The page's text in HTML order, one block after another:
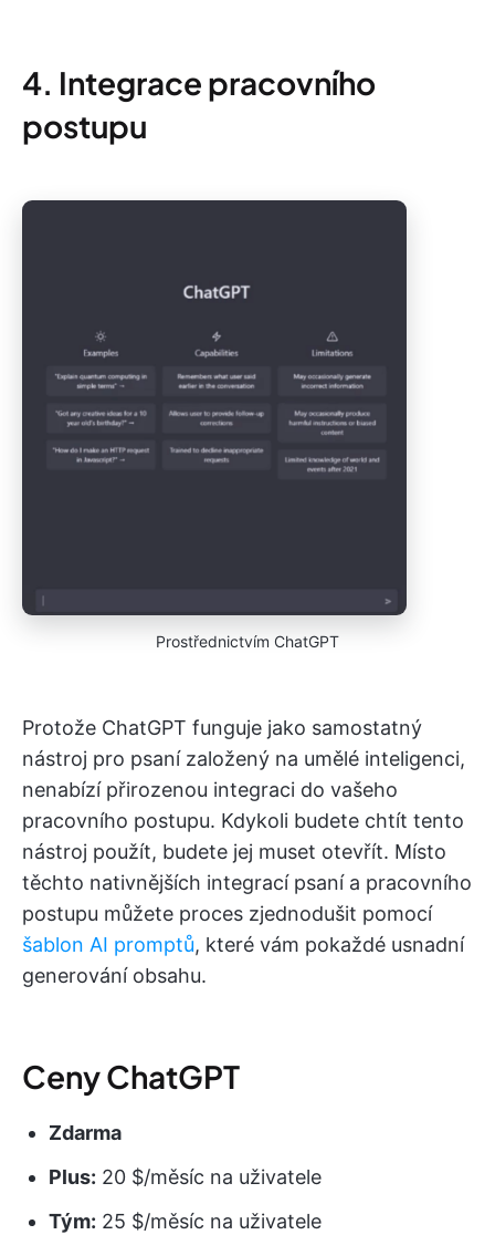
4. Integrace pracovního
postupu
Prostřednictvím ChatGPT
Protože ChatGPT funguje jako samostatný
nástroj pro psaní založený na umělé inteligenci,
nenabízí přirozenou integraci do vašeho
pracovního postupu. Kdykoli budete chtít tento
nástroj použít, budete jej muset otevřít. Místo
těchto nativnějších integrací psaní a pracovního
postupu můžete proces zjednodušit pomocí
šablon AI promptů, které vám pokaždé usnadní
generování obsahu.
Ceny ChatGPT
Zdarma
Plus: 20 $/měsíc na uživatele
Tým: 25 $/měsíc na uživatele